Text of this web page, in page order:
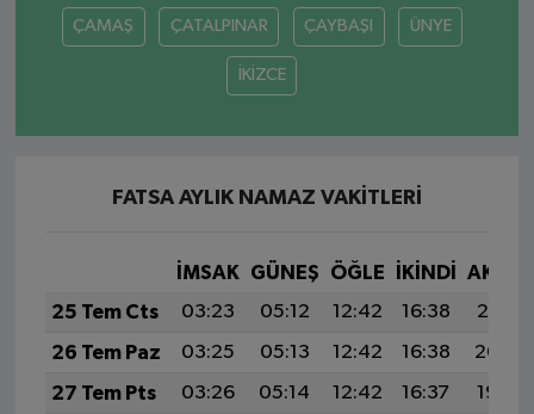
ÇAMAŞ ÇATALPINAR ÇAYBAŞI ÜNYE
İKİZCE
FATSA AYLIK NAMAZ VAKITLERI
İMSAK GÜNEŞ ÖĞLE İKINDI
25 Tem Cts
03:23 05:12 12:42 16:38
20:01
26 Tem Paz
03:25 05:13 12:42 16:38
20:00
27 Tem Pts
03:26 05:14 12:42 16:37
19:59